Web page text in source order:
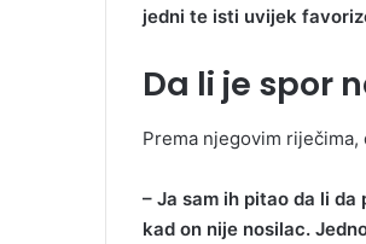
jedni te isti uvijek
Da li je spor
Prema njegovim
– Ja sam ih pitao da li
kad on nije nosilac.